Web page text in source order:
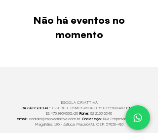
Não há eventos no
momento
ESCOLA CRIATTIVA
RAZÃO SOCIAL: GABRIEL RAMOS MOREIRA 07333881407 CNPJ:
18.470.993/0001-20 Fone: 82 2103 0240
email:: contato@escolacriattiva.com.br Endereço:Rua Empresário Antônio
Magalhães, 195 - Jatiúca, Maceió/AL CEP: 57036-410